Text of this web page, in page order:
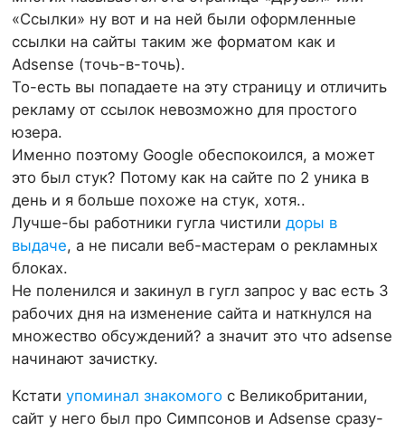
«Ссылки» ну вот и на ней были оформленные
ссылки на сайты таким же форматом как и
Adsense (точь-в-точь).
То-есть вы попадаете на эту страницу и отличить
рекламу от ссылок невозможно для простого
юзера.
Именно поэтому Google обеспокоился, а может
это был стук? Потому как на сайте по 2 уника в
день и я больше похоже на стук, хотя..
Лучше-бы работники гугла чистилидоры в
выдаче, а не писали веб-мастерам о рекламных
блоках.
Не поленился и закинул в гугл запрос у вас есть 3
рабочих дня на изменение сайта и наткнулся на
множество обсуждений? а значит это что adsense
начинают зачистку.
Кстатиупоминал знакомого с Великобритании,
сайт у него был про Симпсонов и Adsense сразу-